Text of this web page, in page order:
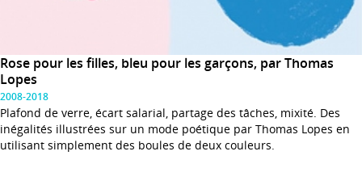
Rose pour les filles, bleu pour les garçons, par Thomas
Lopes
2008-2018
Plafond de verre, écart salarial, partage des tâches, mixité. Des
inégalités illustrées sur un mode poétique par Thomas Lopes en
utilisant simplement des boules de deux couleurs.